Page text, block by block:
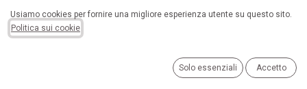
LAMPADA
LED
LIGHTX
LAMPADA
LED
ULTRAPIATTO
LAMPADA
LED
INCASSO
ULTRAPIATTO
Usiamo cookies per fornire una migliore esperienza utente su questo sito.
Politica sui cookie
Solo essenziali Accetto